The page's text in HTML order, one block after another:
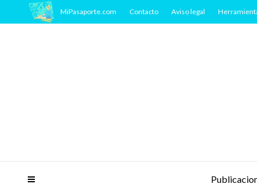
MiPasaporte.com Contacto Aviso legal